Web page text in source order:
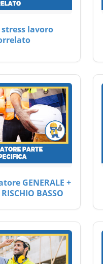
lavoro
GENERALE +
BASSO